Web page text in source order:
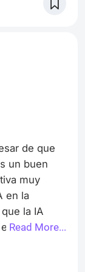
de que
un buen
muy
en la
la IA
100% de
que si las
Read More...